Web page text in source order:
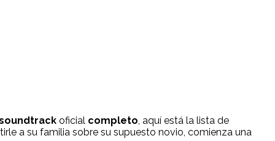
oficial completo , aquí está la lista de
a su familia sobre su supuesto novio, comienza una